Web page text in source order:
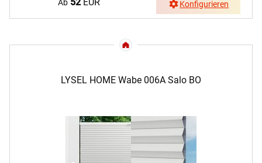
Ab Konfigurieren
LYSEL HOME Wabe 006A Salo BO